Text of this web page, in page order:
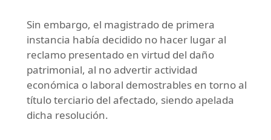
Sin embargo, el magistrado de primera
instancia había decidido no hacer lugar al
reclamo presentado en virtud del daño
patrimonial, al no advertir actividad
económica o laboral demostrables en torno al
título terciario del afectado, siendo apelada
dicha resolución.